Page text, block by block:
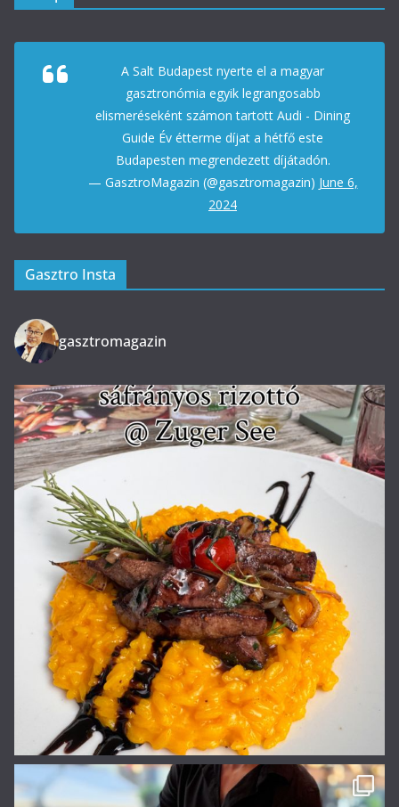
A Salt Budapest nyerte el a magyar
gasztronómia egyik legrangosabb
elismeréseként számon tartott Audi - Dining
Guide Év étterme díjat a hétfő este
Budapesten megrendezett díjátadón.
— GasztroMagazin (@gasztromagazin) June 6,
2024
Gasztro Insta
gasztromagazin